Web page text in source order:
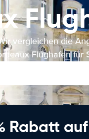
vergleichen die
Flughafen für
Rabatt